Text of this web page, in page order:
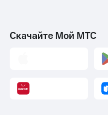
Скачайте Мой МТС